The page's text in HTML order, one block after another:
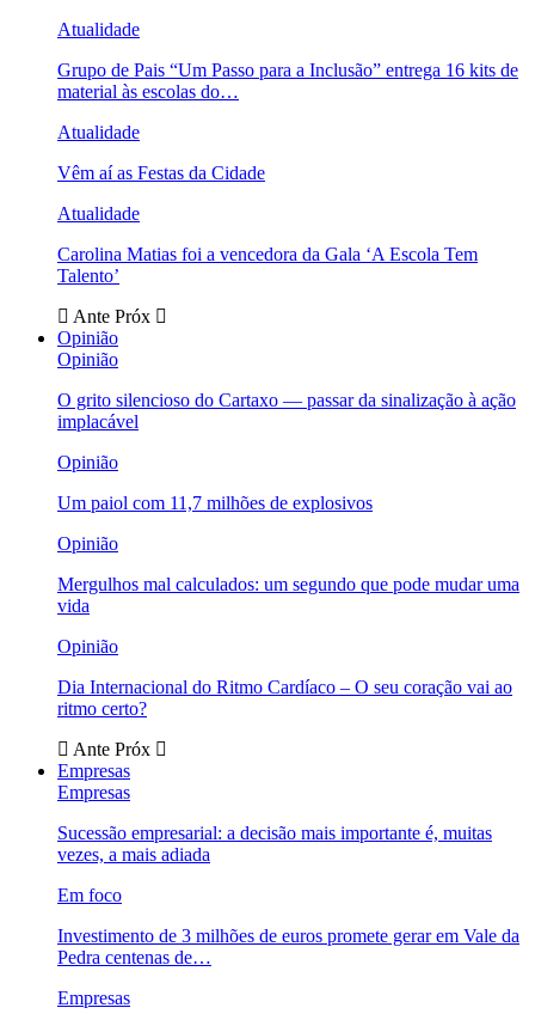
Atualidade
Grupo de Pais “Um Passo para a Inclusão” entrega 16 kits de
material às escolas do…
Atualidade
Vêm aí as Festas da Cidade
Atualidade
Carolina Matias foi a vencedora da Gala ‘A Escola Tem
Talento’
Ante Próx
Opinião
Opinião
O grito silencioso do Cartaxo — passar da sinalização à ação
implacável
Opinião
Um paiol com 11,7 milhões de explosivos
Opinião
Mergulhos mal calculados: um segundo que pode mudar uma
vida
Opinião
Dia Internacional do Ritmo Cardíaco – O seu coração vai ao
ritmo certo?
Ante Próx
Empresas
Empresas
Sucessão empresarial: a decisão mais importante é, muitas
vezes, a mais adiada
Em foco
Investimento de 3 milhões de euros promete gerar em Vale da
Pedra centenas de…
Empresas